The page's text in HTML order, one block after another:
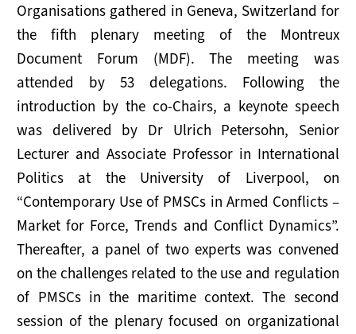
Organisations gathered in Geneva, Switzerland for
the fifth plenary meeting of the Montreux
Document Forum (MDF). The meeting was
attended by 53 delegations. Following the
introduction by the co-Chairs, a keynote speech
was delivered by Dr Ulrich Petersohn, Senior
Lecturer and Associate Professor in International
Politics at the University of Liverpool, on
“Contemporary Use of PMSCs in Armed Conflicts –
Market for Force, Trends and Conflict Dynamics”.
Thereafter, a panel of two experts was convened
on the challenges related to the use and regulation
of PMSCs in the maritime context. The second
session of the plenary focused on organizational